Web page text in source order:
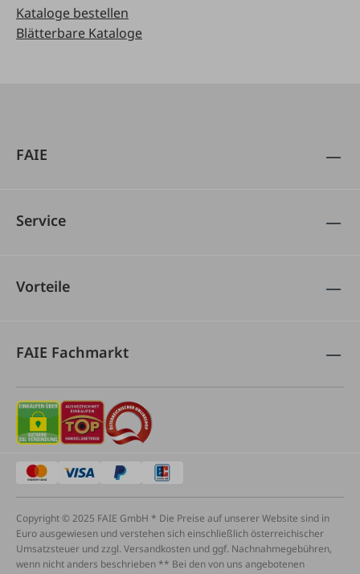
Kataloge bestellen
Blätterbare Kataloge
FAIE
Service
Vorteile
FAIE Fachmarkt
Copyright © 2025 FAIE GmbH * Die Preise auf unserer Website sind in
Euro ausgewiesen und verstehen sich einschließlich österreichischer
Umsatzsteuer und zzgl. Versandkosten und ggf. Nachnahmegebühren,
wenn nicht anders beschrieben ** Bei den von uns angebotenen